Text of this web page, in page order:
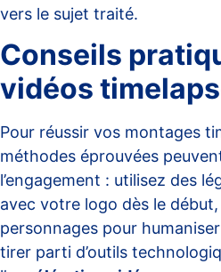
vers le sujet traité.
Conseils
vidéos
Pour réussir vos montages
méthodes éprouvées
l’engagement : utilisez des
avec votre logo dès le
personnages pour
tirer parti d’outils